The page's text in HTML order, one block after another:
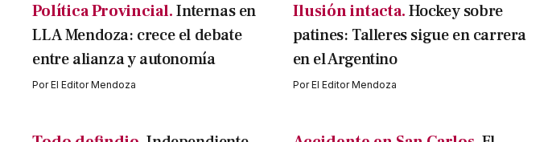
Política Provincial. Internas en
LLA Mendoza: crece el debate
entre alianza y autonomía
PorEl Editor Mendoza
Ilusión intacta.Hockey sobre
patines: Talleres sigue en carrera
en el Argentino
PorEl Editor Mendoza